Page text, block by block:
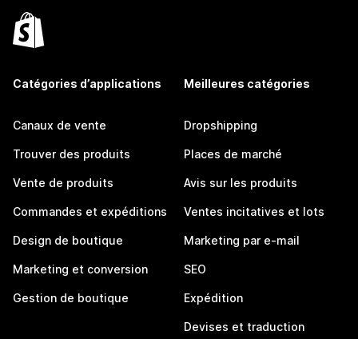
Catégories d’applications
Canaux de vente
Trouver des produits
Vente de produits
Commandes et expéditions
Design de boutique
Marketing et conversion
Gestion de boutique
Meilleures catégories
Dropshipping
Places de marché
Avis sur les produits
Ventes incitatives et lots
Marketing par e-mail
SEO
Expédition
Devises et traduction